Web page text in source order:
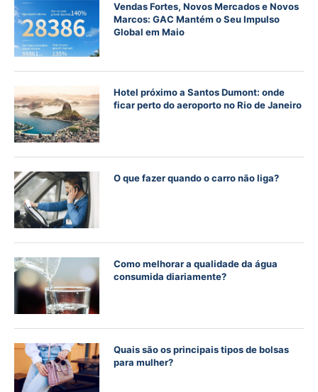
Vendas Fortes, Novos Mercados e Novos
Marcos: GAC Mantém o Seu Impulso
Global em Maio
Hotel próximo a Santos Dumont: onde
ficar perto do aeroporto no Rio de Janeiro
O que fazer quando o carro não liga?
Como melhorar a qualidade da água
consumida diariamente?
Quais são os principais tipos de bolsas
para mulher?